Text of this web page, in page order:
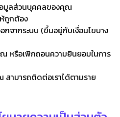
อมูลส่วนบุคคลของคุณ
ถูกต้อง
จากระบบ (ขึ้นอยู่กับเงื่อนไขบาง
หรือเพิกถอนความยินยอมในการ
ามารถติดต่อเราได้ตามราย